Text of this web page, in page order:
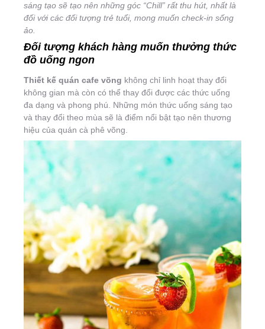
sáng tạo sẽ tạo nên những góc “Chill” rất thu hút, nhất là
đối với các đối tượng trẻ tuổi, mong muốn check-in sống
ảo.
Đối tượng khách hàng muốn thưởng thức
đồ uống ngon
Thiết kế quán cafe võng không chỉ linh hoạt thay đổi
không gian mà còn có thể thay đổi được các thức uống
đa dạng và phong phú. Những món thức uống sáng tạo
và thay đổi theo mùa sẽ là điểm nổi bật tạo nên thương
hiệu của quán cà phê võng.